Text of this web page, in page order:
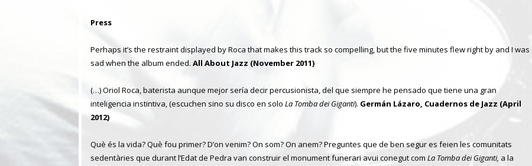
Press
Perhaps it’s the restraint displayed by Roca that makes this track so compelling, but the five minutes flew right by and I was
sad when the album ended. All About Jazz (November 2011)
(…) Oriol Roca, baterista aunque mejor sería decir percusionista, del que siempre he pensado que tiene una gran
inteligencia instintiva, (escuchen sino su disco en solo La Tomba dei Giganti). Germán Lázaro, Cuadernos de Jazz (April
2012)
Què és la vida? Què fou primer? D’on venim? On som? On anem? Preguntes que de ben segur es feien les comunitats
sedentàries que durant l’Edat de Pedra van construir el monument funerari avui conegut com La Tomba dei Giganti, a la